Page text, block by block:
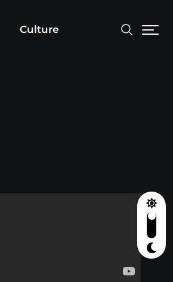
Culture